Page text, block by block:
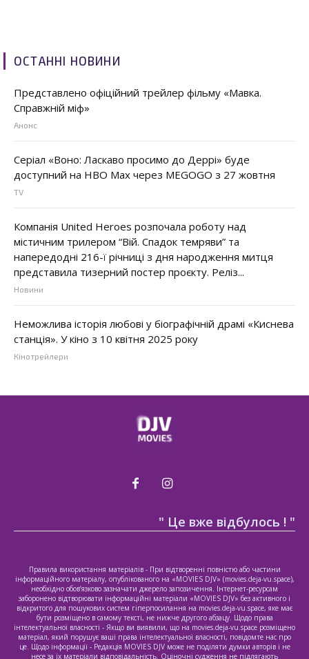
ОСТАННІ НОВИНИ
Представлено офіційний трейлер фільму «Мавка.
Справжній міф»
Анонс
Серіал «Воно: Ласкаво просимо до Деррі» буде
доступний на HBO Max через MEGOGO з 27 жовтня
TV
Компанія United Heroes розпочала роботу над
містичним трилером “Вій. Спадок темряви” та
напередодні 216-ї річниці з дня народження митця
представила тизерний постер проєкту. Реліз...
Новини
Неможлива історія любові у біографічній драмі «Киснева
станція». У кіно з 10 квітня 2025 року
Кінотрейлери
" Це вже відбулось ! "
Правила використання матеріалів - При відтворенні повністю або частини
інформаційного матеріалу, опублікованого на «MOVIES DJV» (movies.deja-vu.space),
необхідно обов’язково зазначати джерело запозичення. Інтернет-ресурсам
заборонено відтворювати інформаційні матеріали «MOVIES DJV» без активного і
відкритого для пошукових систем гіперпосилання на movies.deja-vu.space, яке має
бути розміщено в самому тексті, не нижче другого абзацу. Щодо права
інтелектуальної власності - Якщо ви виявили, що на movies.deja-vu.space розміщено
матеріал, який порушує ваші права інтелектуальної власності, повідомте нас про
це. Щодо інформації - Редакція MOVIES DJV може не поділяти думки авторів і не
несе за їх матеріали відповідальність. Оціночні судження не підлягають